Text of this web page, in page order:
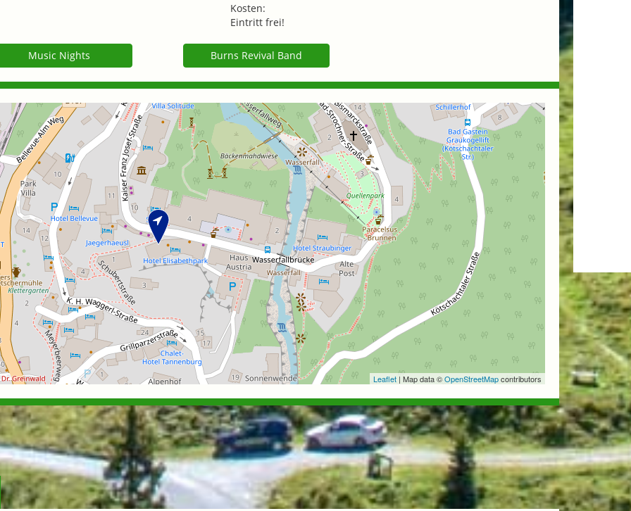
Kosten:
Eintritt frei!
Music Nights Burns Revival Band
Leaflet | Map data ©OpenStreetMapcontributors